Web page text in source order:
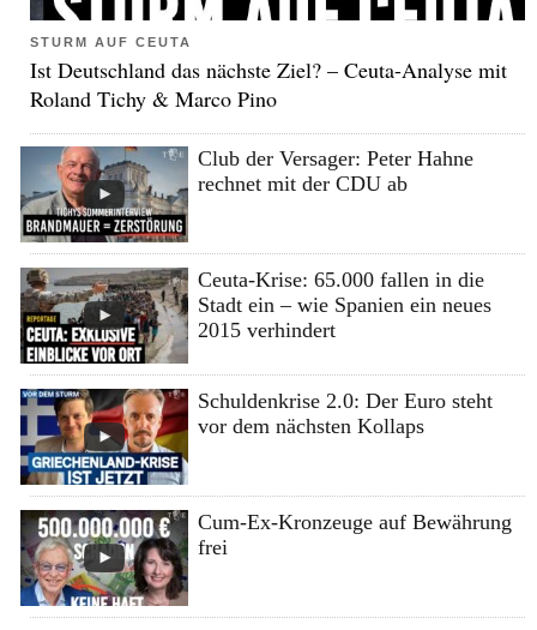
STURM AUF CEUTA
Ist Deutschland das nächste Ziel? – Ceuta-Analyse mit
Roland Tichy & Marco Pino
Club der Versager: Peter Hahne
rechnet mit der CDU ab
Ceuta-Krise: 65.000 fallen in die
Stadt ein – wie Spanien ein neues
2015 verhindert
Schuldenkrise 2.0: Der Euro steht
vor dem nächsten Kollaps
Cum-Ex-Kronzeuge auf Bewährung
frei